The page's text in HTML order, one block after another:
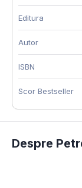
Editura
Autor
ISBN
Scor Bestseller
Despre